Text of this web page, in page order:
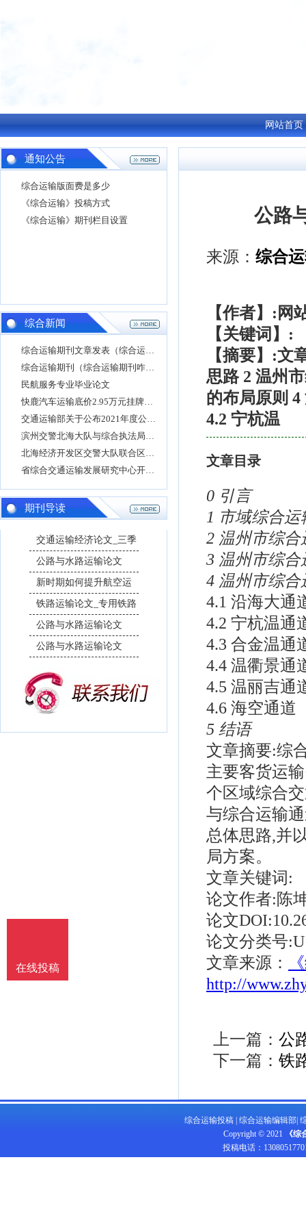
网站首页
通知公告
综合运输版面费是多少
《综合运输》投稿方式
《综合运输》期刊栏目设置
综合新闻
综合运输期刊文章发表（综合运输投稿）
综合运输期刊（综合运输期刊咋样）
民航服务专业毕业论文
快鹿汽车运输底价2.95万元挂牌转让快鹿汽车销售
交通运输部关于公布2021年度公路建设市场全国综
滨州交警北海大队与综合执法局走进运输企业督
北海经济开发区交警大队联合区综合执法局到辖
省综合交通运输发展研究中心开展酒驾醉驾警示
期刊导读
交通运输经济论文_三季
公路与水路运输论文
新时期如何提升航空运
铁路运输论文_专用铁路
公路与水路运输论文
公路与水路运输论文
公路
来源： 综合
【作者】:网
【关键词】:
【摘要】:文
思路 2 温州
的布局原则
4.2 宁杭温
文章目录
0 引言
1 市域综合
2 温州市综
3 温州市综
4 温州市综
4.1 沿海大通
4.2 宁杭温通
4.3 合金温通
4.4 温衢景通
4.5 温丽吉通
4.6 海空通道
5 结语
文章摘要:综
主要客货运
个区域综合
与综合运输
总体思路,并
局方案。
文章关键词:
论文作者:陈
论文
论文分类号
文章来源：
http://
上一篇： 公
下一篇： 铁
综合运输投稿 | 综合运输编辑部|
Copyright © 2021
《
投稿电话：
在线投稿